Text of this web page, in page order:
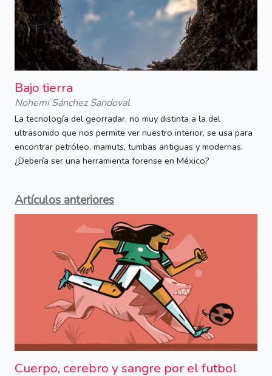
Bajo tierra
Nohemí Sánchez Sandoval
La tecnología del georradar, no muy distinta a la del
ultrasonido que nos permite ver nuestro interior, se usa para
encontrar petróleo, mamuts, tumbas antiguas y modernas.
¿Debería ser una herramienta forense en México?
Artículos anteriores
Cuerpo, cerebro y sangre por el futbol